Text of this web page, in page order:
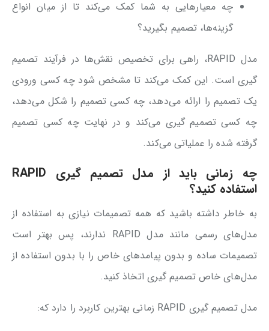
چه معیارهایی به شما کمک می‌کند تا از میان انواع
گزینه‌ها، تصمیم بگیرید؟
مدل RAPID، راهی برای تخصیص نقش‌ها در فرآیند تصمیم
گیری است. این کمک می‌کند تا مشخص شود چه کسی ورودی
یک تصمیم را ارائه می‌دهد، چه کسی تصمیم را شکل می‌دهد،
چه کسی تصمیم گیری می‌کند و در نهایت چه کسی تصمیم
گرفته شده را عملیاتی می‌کند.
چه زمانی باید از مدل تصمیم گیری RAPID
استفاده کنید؟
به خاطر داشته باشید که همه تصمیمات نیازی به استفاده از
مدل‌های رسمی مانند مدل RAPID ندارند، پس بهتر است
تصمیمات ساده و بدون پیامدهای خاص را با بدون استفاده از
مدل‌های خاص تصمیم گیری اتخاذ کنید.
مدل تصمیم گیری RAPID زمانی بهترین کاربرد را دارد که: